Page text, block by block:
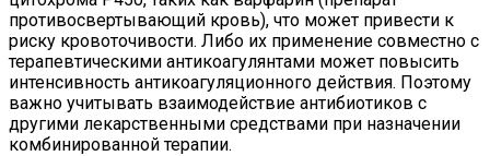
противосвертывающий кровь), что может привести к
риску кровоточивости. Либо их применение совместно с
терапевтическими антикоагулянтами может повысить
интенсивность антикоагуляционного действия. Поэтому
важно учитывать взаимодействие антибиотиков с
другими лекарственными средствами при назначении
комбинированной терапии.